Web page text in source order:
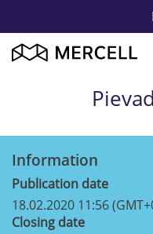
Information
Publication date
18.02.2020 11:56
Closing date